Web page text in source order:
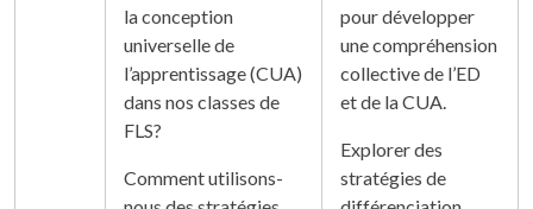
la conception
universelle de
l’apprentissage (CUA)
dans nos classes de
FLS?
Comment utilisons-
pour développer
une compréhension
collective de l’ED
et de la CUA.
Explorer des
stratégies de